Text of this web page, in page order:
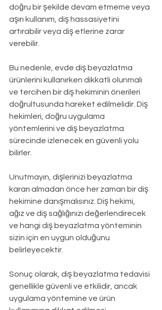
doğru bir şekilde devam etmeme veya
aşırı kullanım, diş hassasiyetini
artırabilir veya diş etlerine zarar
verebilir.
Bu nedenle, evde diş beyazlatma
ürünlerini kullanırken dikkatli olunmalı
ve tercihen bir diş hekiminin önerileri
doğrultusunda hareket edilmelidir. Diş
hekimleri, doğru uygulama
yöntemlerini ve diş beyazlatma
sürecinde izlenecek en güvenli yolu
bilirler.
Unutmayın, dişlerinizi beyazlatma
kararı almadan önce her zaman bir diş
hekimine danışmalısınız. Diş hekimi,
ağız ve diş sağlığınızı değerlendirecek
ve hangi diş beyazlatma yönteminin
sizin için en uygun olduğunu
belirleyecektir.
Sonuç olarak, diş beyazlatma tedavisi
genellikle güvenli ve etkilidir, ancak
uygulama yöntemine ve ürün